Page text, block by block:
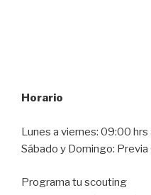
Horario
Lunes a viernes: 09:00 hrs
Sábado y Domingo: Previa
Programa tu scouting